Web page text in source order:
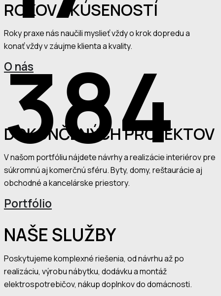
ROKOV SKÚSENOSTÍ
Roky praxe nás naučili myslieť vždy o krok dopredu a
konať vždy v záujme klienta a kvality.
O nás
384
DOKONČENÝCH PROJEKTOV
V našom portfóliu nájdete návrhy a realizácie interiérov pre
súkromnú aj komerčnú sféru. Byty, domy, reštaurácie aj
obchodné a kancelárske priestory.
Portfólio
NAŠE SLUŽBY
Poskytujeme komplexné riešenia, od návrhu až po
realizáciu, výrobu nábytku, dodávku a montáž
elektrospotrebičov, nákup doplnkov do domácnosti.